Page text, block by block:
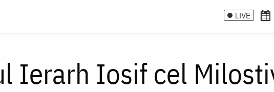
LIVE
Ierarh Iosif cel